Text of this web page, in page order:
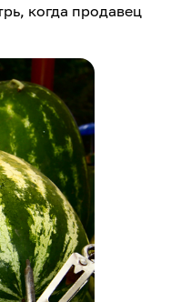
когда продавец